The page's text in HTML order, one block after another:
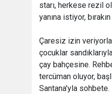
starı, herkese rezil
yanına istiyor,
Çaresiz izin
çocuklar
çay bahçesine.
tercüman oluyor,
Santana'yla